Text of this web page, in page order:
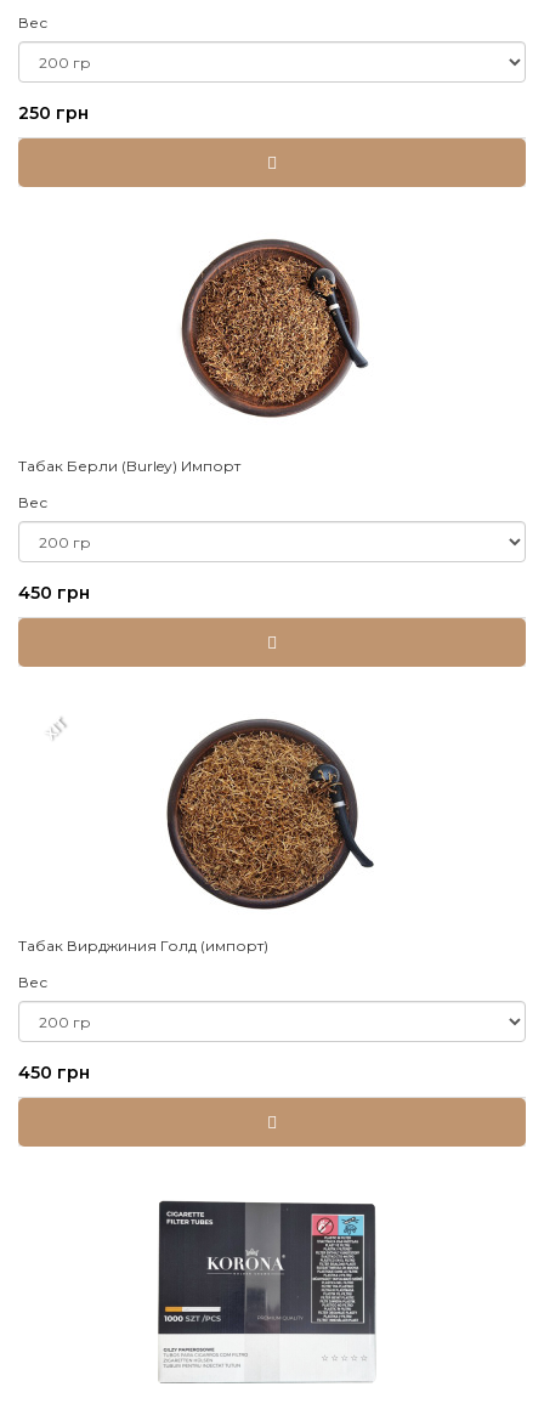
Вес
250 грн
Табак Берли (Burley) Импорт
Вес
450 грн
Табак Вирджиния Голд (импорт)
XIT
Вес
450 грн